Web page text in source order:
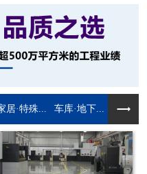
居·特殊... 车库·地下...